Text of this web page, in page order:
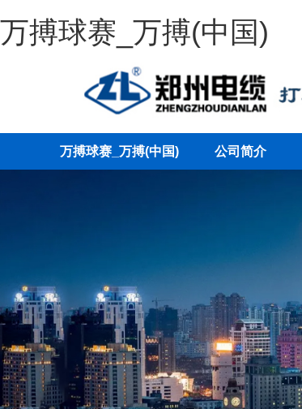
万搏球赛_万搏(中国)
万搏球赛_万搏(中国) 公司简介